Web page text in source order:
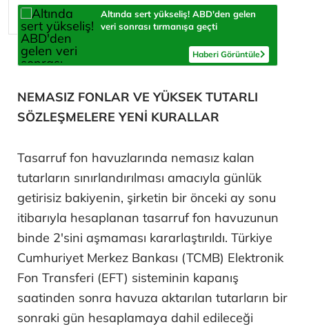
Altında sert yükseliş! ABD'den gelen
veri sonrası tırmanışa geçti
Haberi Görüntüle
NEMASIZ FONLAR VE YÜKSEK TUTARLI
SÖZLEŞMELERE YENİ KURALLAR
Tasarruf fon havuzlarında nemasız kalan
tutarların sınırlandırılması amacıyla günlük
getirisiz bakiyenin, şirketin bir önceki ay sonu
itibarıyla hesaplanan tasarruf fon havuzunun
binde 2'sini aşmaması kararlaştırıldı. Türkiye
Cumhuriyet Merkez Bankası (TCMB) Elektronik
Fon Transferi (EFT) sisteminin kapanış
saatinden sonra havuza aktarılan tutarların bir
sonraki gün hesaplamaya dahil edileceği